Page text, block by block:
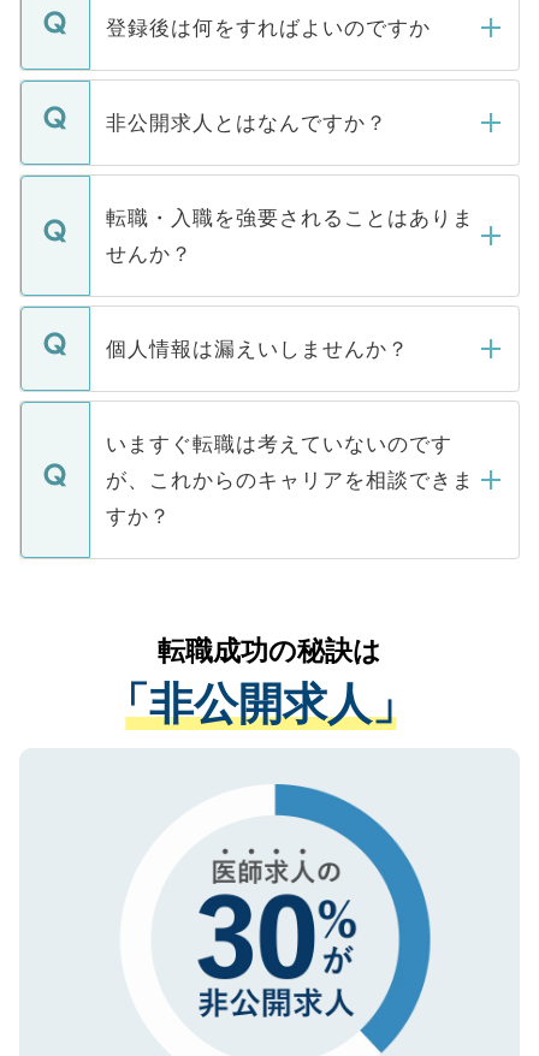
登録後は何をすればよいのですか
ご登録いただきましたら、弊社担当者がご
登録内容を確認し、その後メールもしくは
ます。通常、5営業日以内にはご連絡をせて
いただきますので、しばらくお待ちくださ
い。
非公開求人とはなんですか？
マイナビDOCTORで取り扱っている求人の
うち約3割は、Webサイトからご覧いただ
けない「非公開求人」です。非公開求人は
下記の理由によって、一般には公開してい
ません。
■応募殺到を避けるため 人気のある医療機
関を公にしてしまうと、応募が殺到する場
に、医療機関が求める条件に合った人材の
みを人材紹介会社に依頼するケースが増え
ています。
転職・入職を強要されることはありま
せんか？
転職・入職を強要することは一切ありませ
ん。また、仮に応募先から内定をいただい
定を承諾する必要はありません。内定先へ
の辞退の連絡はキャリアパートナーが行い
ますので、ご安心ください。
個人情報は漏えいしませんか？
個人情報が漏えいすることはありませんの
で、ご安心ください。当サイトからの登録
などで収集したご登録者様の個人情報は、
ご本人のキャリアアップおよび転職活動の
支援を目的に使用いたします。お預かりし
ているすべての個人データはご本人の許可
は、個人情報の取り扱いについての厳密な
管理基準を満たした事業者のみに付与され
る、プライバシーマークを取得済みです。
ご登録いただいた個人情報は、SSL（デー
で、機密保持に関してもご安心ください。
いますぐ転職は考えていないのです
が、これからのキャリアを相談できま
すか？
かがいして、現在の医療機関の状況や紹介
経験をまじえながら、適切なアドバイスを
させていただきます。すぐにご転職をされ
ない方には、長期的なサポートが可能です
ので、まずはご登録ください。
転職成功の秘訣は
「非公開求人」